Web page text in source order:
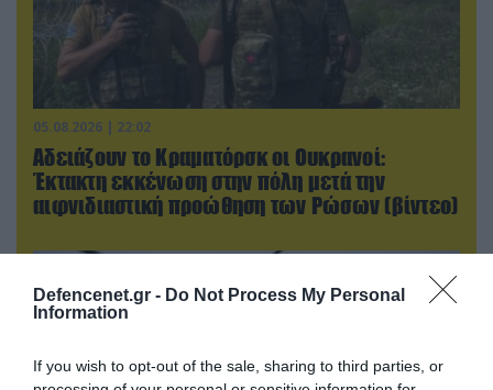
Defencenet.gr - Do Not Process My Personal
Information
If you wish to opt-out of the sale, sharing to third parties, or
05.08.2026 | 22:02
Αδειάζουν το Κραματόρσκ οι Ουκρανοί:
Έκτακτη εκκένωση στην πόλη μετά την
αιφνιδιαστική προώθηση των Ρώσων (βίντεο)